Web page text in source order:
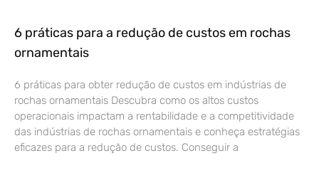
6 práticas para a redução de custos em rochas
ornamentais
6 práticas para obter redução de custos em indústrias de
rochas ornamentais Descubra como os altos custos
operacionais impactam a rentabilidade e a competitividade
das indústrias de rochas ornamentais e conheça estratégias
eficazes para a redução de custos. Conseguir a